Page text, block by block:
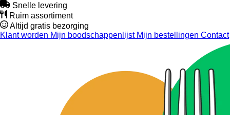
Snelle levering
Ruim assortiment
Altijd gratis bezorging
Klant worden Mijn boodschappenlijstMijn bestellingen Contact